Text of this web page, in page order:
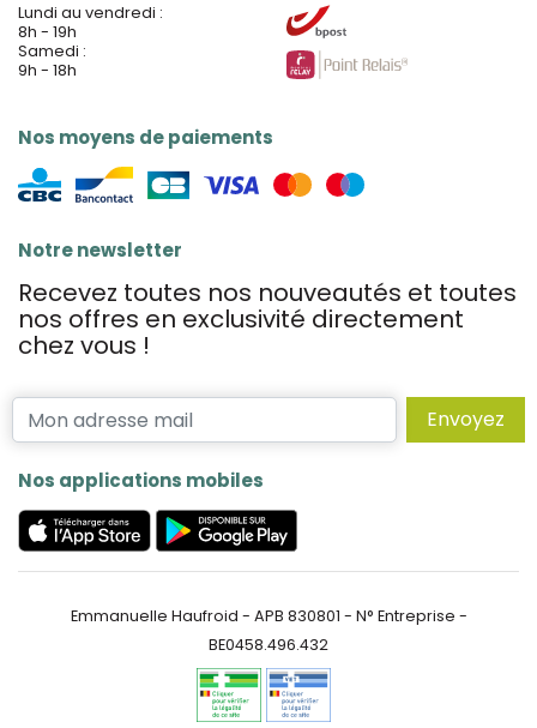
Lundi au vendredi :
8h - 19h
Samedi :
9h - 18h
Nos moyens de paiements
Notre newsletter
Recevez toutes nos nouveautés et toutes
nos offres en exclusivité directement
chez vous !
Envoyez
Nos applications mobiles
Emmanuelle Haufroid - APB 830801 - N° Entreprise -
BE0458.496.432